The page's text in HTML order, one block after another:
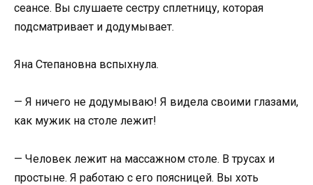
сеансе. Вы слушаете сестру сплетницу, которая
подсматривает и додумывает.
Яна Степановна вспыхнула.
— Я ничего не додумываю! Я видела своими глазами,
как мужик на столе лежит!
— Человек лежит на массажном столе. В трусах и
простыне. Я работаю с его поясницей. Вы хоть